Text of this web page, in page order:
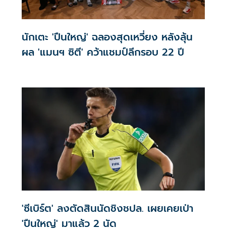
นักเตะ 'ปืนใหญ่' ฉลองสุดเหวี่ยง หลังลุ้น
ผล 'แมนฯ ซิตี' คว้าแชมป์ลีกรอบ 22 ปี
'ซีเบิร์ต' ลงตัดสินนัดชิงชปล. เผยเคยเป่า
'ปืนใหญ่' มาแล้ว 2 นัด